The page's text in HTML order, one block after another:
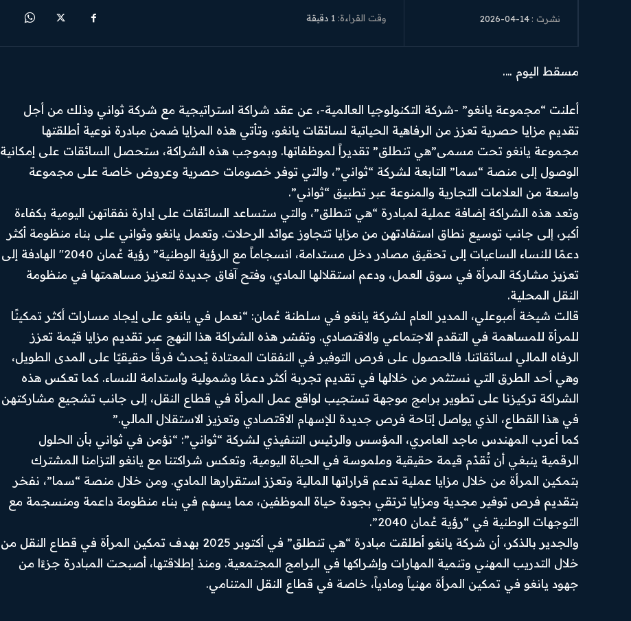
News
Hub
SUBSCRIBE
I've read and accept the
Privacy Policy
.
الرئيسية
أهم الأخبار
والعالم
أخبار رياضية
اقتصاد
السياسة
المحافظات
رأي اليوم
من نحن
تواصل بنا
الخصوصية
احكام
الاستخدام
PREMIUM
CONTENT
Facebook
Youtube
© Newspaper WordPress Theme by TagDiv
نشرت : 2026-04-14 وقت القراءة: 1 دقيقة
مسقط اليوم ….
أعلنت “مجموعة يانغو” -شركة التكنولوجيا العالمية-، عن عقد شراكة استراتيجية مع شركة ثواني وذلك من أجل
تقديم مزايا حصرية تعزز من الرفاهية الحياتية لسائقات يانغو، وتأتي هذه المزايا ضمن مبادرة نوعية أطلقتها
مجموعة يانغو تحت مسمى”هي تنطلق” تقديراً لموظفاتها. وبموجب هذه الشراكة، ستحصل السائقات على إمكانية
الوصول إلى منصة “سما” التابعة لشركة “ثواني”، والتي توفر خصومات حصرية وعروض خاصة على مجموعة
واسعة من العلامات التجارية والمنوعة عبر تطبيق “ثواني”.
وتعد هذه الشراكة إضافة عملية لمبادرة “هي تنطلق”، والتي ستساعد السائقات على إدارة نفقاتهن اليومية بكفاءة
أكبر، إلى جانب توسيع نطاق استفادتهن من مزايا تتجاوز عوائد الرحلات. وتعمل يانغو وثواني على بناء منظومة أكثر
دعمًا للنساء الساعيات إلى تحقيق مصادر دخل مستدامة، انسجاماً مع الرؤية الوطنية” رؤية عُمان 2040″ الهادفة إلى
تعزيز مشاركة المرأة في سوق العمل، ودعم استقلالها المادي، وفتح آفاق جديدة لتعزيز مساهمتها في منظومة
النقل المحلية.
قالت شيخة أمبوعلي، المدير العام لشركة يانغو في سلطنة عُمان: “نعمل في يانغو على إيجاد مسارات أكثر تمكينًا
للمرأة للمساهمة في التقدم الاجتماعي والاقتصادي. وتفسّر هذه الشراكة هذا النهج عبر تقديم مزايا قيّمة تعزز
الرفاه المالي لسائقاتنا. فالحصول على فرص التوفير في النفقات المعتادة يُحدث فرقًا حقيقيًا على المدى الطويل،
وهي أحد الطرق التي نستثمر من خلالها في تقديم تجربة أكثر دعمًا وشمولية واستدامة للنساء. كما تعكس هذه
الشراكة تركيزنا على تطوير برامج موجهة تستجيب لواقع عمل المرأة في قطاع النقل، إلى جانب تشجيع مشاركتهن
في هذا القطاع، الذي يواصل إتاحة فرص جديدة للإسهام الاقتصادي وتعزيز الاستقلال المالي.”
كما أعرب المهندس ماجد العامري، المؤسس والرئيس التنفيذي لشركة “ثواني”: “نؤمن في ثواني بأن الحلول
الرقمية ينبغي أن تُقدّم قيمة حقيقية وملموسة في الحياة اليومية. وتعكس شراكتنا مع يانغو التزامنا المشترك
بتمكين المرأة من خلال مزايا عملية تدعم قراراتها المالية وتعزز استقرارها المادي. ومن خلال منصة “سما”، نفخر
بتقديم فرص توفير مجدية ومزايا ترتقي بجودة حياة الموظفين، مما يسهم في بناء منظومة داعمة ومنسجمة مع
التوجهات الوطنية في “رؤية عُمان 2040”.
والجدير بالذكر، أن شركة يانغو أطلقت مبادرة “هي تنطلق” في أكتوبر 2025 بهدف تمكين المرأة في قطاع النقل من
خلال التدريب المهني وتنمية المهارات وإشراكها في البرامج المجتمعية. ومنذ إطلاقتها، أصبحت المبادرة جزءًا من
جهود يانغو في تمكين المرأة مهنياً ومادياً، خاصة في قطاع النقل المتنامي.